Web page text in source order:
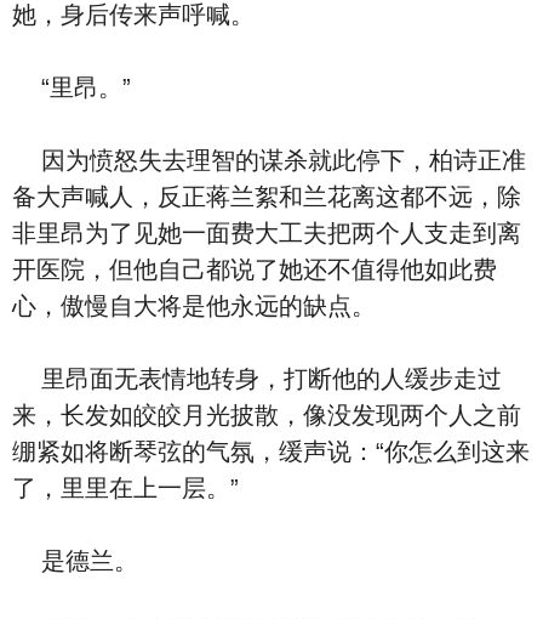
她，身后传来声呼喊。
“里昂。”
因为愤怒失去理智的谋杀就此停下，柏诗正准
备大声喊人，反正蒋兰絮和兰花离这都不远，除
非里昂为了见她一面费大工夫把两个人支走到离
开医院，但他自己都说了她还不值得他如此费
心，傲慢自大将是他永远的缺点。
里昂面无表情地转身，打断他的人缓步走过
来，长发如皎皎月光披散，像没发现两个人之前
绷紧如将断琴弦的气氛，缓声说：“你怎么到这来
了，里里在上一层。”
是德兰。